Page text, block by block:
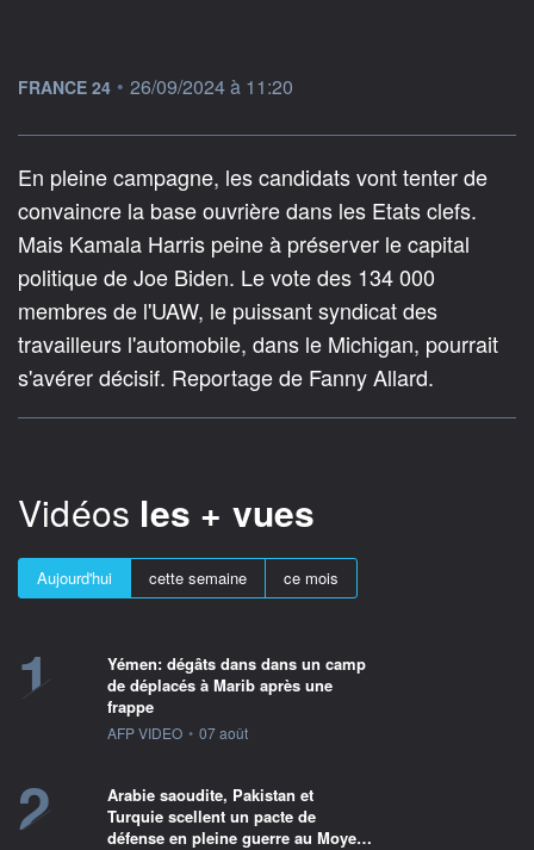
information fournie par
FRANCE 24 • 26/09/2024 à 11:20
En pleine campagne, les candidats vont tenter de
convaincre la base ouvrière dans les Etats clefs.
Mais Kamala Harris peine à préserver le capital
politique de Joe Biden. Le vote des 134 000
membres de l'UAW, le puissant syndicat des
travailleurs l'automobile, dans le Michigan, pourrait
s'avérer décisif. Reportage de Fanny Allard.
Vidéos les + vues
Aujourd'hui cette semaine ce mois
1
Yémen: dégâts dans dans un camp
de déplacés à Marib après une
frappe
information fournie par
AFP VIDEO • 07 août
2
Arabie saoudite, Pakistan et
Turquie scellent un pacte de
défense en pleine guerre au Moye…